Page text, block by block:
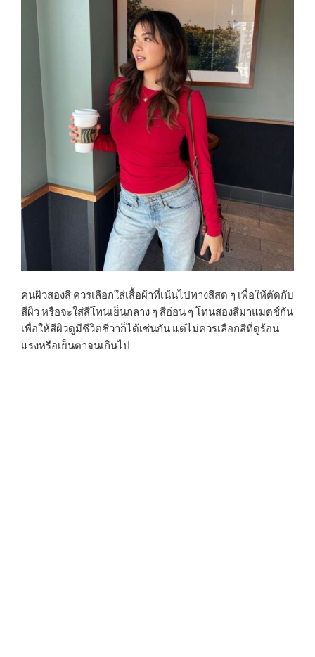
คนผิวสองสี ควรเลือกใส่เสื้อผ้าที่เน้นไปทางสีสด ๆ เพื่อให้ตัดกับ
สีผิว หรือจะใส่สีโทนเย็นกลาง ๆ สีอ่อน ๆ โทนสองสีมาแมตช์กัน
เพื่อให้สีผิวดูมีชีวิตชีวาก็ได้เช่นกัน แต่ไม่ควรเลือกสีที่ดูร้อน
แรงหรือเย็นตาจนเกินไป